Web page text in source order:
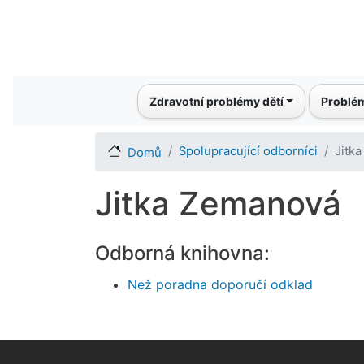
Main navigationZdravotní problémy dětí
Domů Spolupracující odborníci
Jitka Zemanová
Odborná knihovna:
Než poradna doporučí odklad